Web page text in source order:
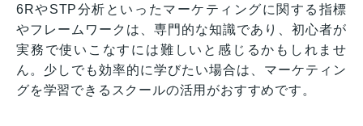
6RやSTP分析といったマーケティングに関する指標
やフレームワークは、専門的な知識であり、初心者が
実務で使いこなすには難しいと感じるかもしれませ
ん。少しでも効率的に学びたい場合は、マーケティン
グを学習できるスクールの活用がおすすめです。